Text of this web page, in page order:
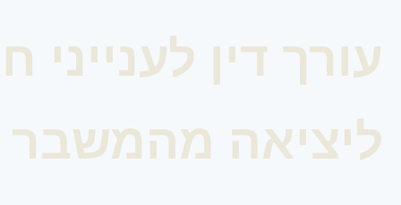
עורך דין
ליציאה מהמשבר